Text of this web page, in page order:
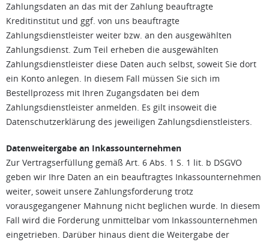
Zahlungsdaten an das mit der Zahlung beauftragte
Kreditinstitut und ggf. von uns beauftragte
Zahlungsdienstleister weiter bzw. an den ausgewählten
Zahlungsdienst. Zum Teil erheben die ausgewählten
Zahlungsdienstleister diese Daten auch selbst, soweit Sie dort
ein Konto anlegen. In diesem Fall müssen Sie sich im
Bestellprozess mit Ihren Zugangsdaten bei dem
Zahlungsdienstleister anmelden. Es gilt insoweit die
Datenschutzerklärung des jeweiligen Zahlungsdienstleisters.
Datenweitergabe an Inkassounternehmen
Zur Vertragserfüllung gemäß Art. 6 Abs. 1 S. 1 lit. b DSGVO
geben wir Ihre Daten an ein beauftragtes Inkassounternehmen
weiter, soweit unsere Zahlungsforderung trotz
vorausgegangener Mahnung nicht beglichen wurde. In diesem
Fall wird die Forderung unmittelbar vom Inkassounternehmen
eingetrieben. Darüber hinaus dient die Weitergabe der